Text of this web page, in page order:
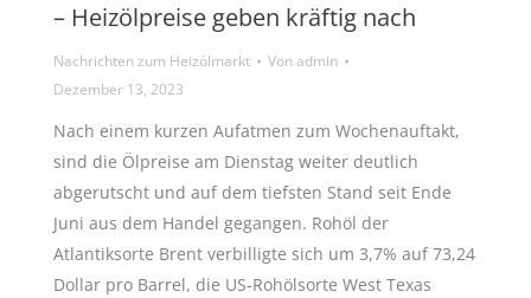
– Heizölpreise geben kräftig nach
Nachrichten zum Heizölmarkt Vonadmin
Dezember 13, 2023
Nach einem kurzen Aufatmen zum Wochenauftakt,
sind die Ölpreise am Dienstag weiter deutlich
abgerutscht und auf dem tiefsten Stand seit Ende
Juni aus dem Handel gegangen. Rohöl der
Atlantiksorte Brent verbilligte sich um 3,7% auf 73,24
Dollar pro Barrel, die US-Rohölsorte West Texas